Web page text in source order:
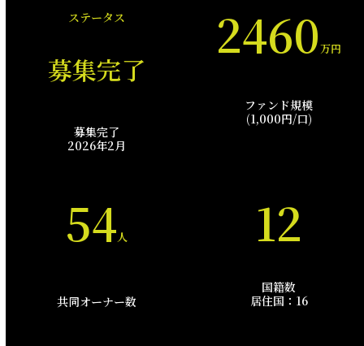
ステータス
募集完了
募集完了
2026年2月
2460万円
ファンド規模
(1,000円/口)
54人
共同オーナー数
12
国籍数
居住国：16